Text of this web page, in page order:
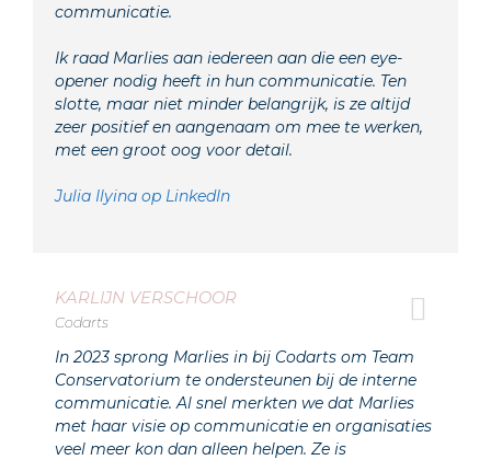
communicatie.
Ik raad Marlies aan iedereen aan die een eye-
opener nodig heeft in hun communicatie. Ten
slotte, maar niet minder belangrijk, is ze altijd
zeer positief en aangenaam om mee te werken,
met een groot oog voor detail.
Julia Ilyina op LinkedIn
KARLIJN VERSCHOOR
Codarts
In 2023 sprong Marlies in bij Codarts om Team
Conservatorium te ondersteunen bij de interne
communicatie. Al snel merkten we dat Marlies
met haar visie op communicatie en organisaties
veel meer kon dan alleen helpen. Ze is